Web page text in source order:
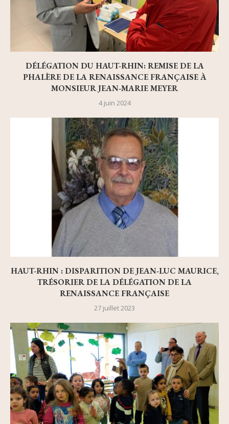
DÉLÉGATION DU HAUT-RHIN: REMISE DE LA
PHALÈRE DE LA RENAISSANCE FRANÇAISE À
MONSIEUR JEAN-MARIE MEYER
4 juin 2024
HAUT-RHIN : DISPARITION DE JEAN-LUC MAURICE,
TRÉSORIER DE LA DÉLÉGATION DE LA
RENAISSANCE FRANÇAISE
27 juillet 2023